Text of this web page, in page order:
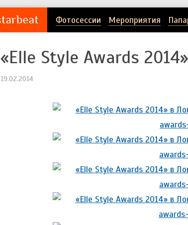
Фотосессии Мероприятия
«Elle Style Awards
19.02.2014